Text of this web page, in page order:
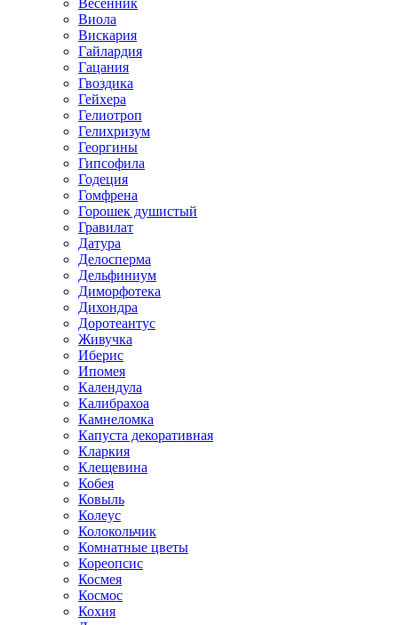
Весенник
Виола
Вискария
Гайлардия
Гацания
Гвоздика
Гейхера
Гелиотроп
Гелихризум
Георгины
Гипсофила
Годеция
Гомфрена
Горошек душистый
Гравилат
Датура
Делосперма
Дельфиниум
Диморфотека
Дихондра
Доротеантус
Живучка
Иберис
Ипомея
Календула
Калибрахоа
Камнеломка
Капуста декоративная
Кларкия
Клещевина
Кобея
Ковыль
Колеус
Колокольчик
Комнатные цветы
Кореопсис
Космея
Космос
Кохия